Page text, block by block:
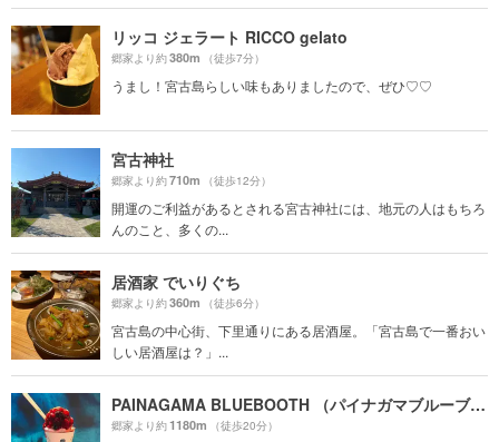
リッコ ジェラート RICCO gelato
郷家より約380m （徒歩7分）
うまし！宮古島らしい味もありましたので、ぜひ♡♡
宮古神社
郷家より約710m （徒歩12分）
開運のご利益があるとされる宮古神社には、地元の人はもちろ
んのこと、多くの...
居酒家 でいりぐち
郷家より約360m （徒歩6分）
宮古島の中心街、下里通りにある居酒屋。「宮古島で一番おい
しい居酒屋は？」...
PAINAGAMA BLUEBOOTH （パイナガマブルーブース）
郷家より約1180m （徒歩20分）